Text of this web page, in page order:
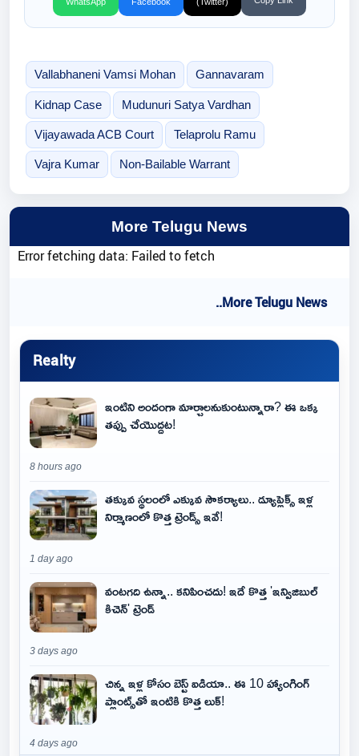
Vallabhaneni Vamsi Mohan Gannavaram
Kidnap Case Mudunuri Satya Vardhan
Vijayawada ACB Court Telaprolu Ramu
Vajra Kumar Non-Bailable Warrant
More Telugu News
Error fetching data: Failed to fetch
..More Telugu News
Realty
ఇంటిని అందంగా మార్చాలనుకుంటున్నారా? ఈ ఒక్క
తప్పు చేయొద్దట!
8 hours ago
తక్కువ స్థలంలో ఎక్కువ సౌకర్యాలు.. డ్యూప్లెక్స్ ఇళ్ల
నిర్మాణంలో కొత్త ట్రెండ్స్ ఇవే!
1 day ago
వంటగది ఉన్నా.. కనిపించదు! ఇదే కొత్త 'ఇన్విజిబుల్
కిచెన్' ట్రెండ్
3 days ago
చిన్న ఇళ్ల కోసం బెస్ట్ ఐడియా.. ఈ 10 హ్యాంగింగ్
ప్లాంట్స్‌తో ఇంటికి కొత్త లుక్!
4 days ago